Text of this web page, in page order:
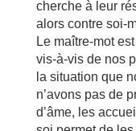
cherche à leur
alors contre soi-
Le maître-mot
vis-à-vis de nos
la situation que
n’avons pas de
d’âme, les